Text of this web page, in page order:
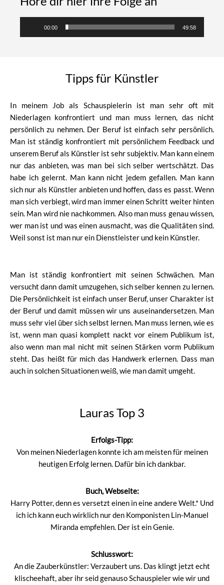
00:00 49:58
Tipps für Künstler
In meinem Job als Schauspielerin ist man sehr oft mit
Niederlagen konfrontiert und man muss lernen, das nicht
persönlich zu nehmen. Der Beruf ist einfach sehr persönlich.
Man ist ständig konfrontiert mit persönlichem Feedback und
unserem Beruf als Künstler ist sehr subjektiv. Man kann einem
nur das anbieten, was man bei sich selber wertschätzt. Das
habe ich gelernt. Man kann nicht jedem gefallen. Man kann
sich nur als Künstler anbieten und hoffen, dass es passt. Wenn
man sich verbiegt, wird man immer einen Schritt weiter hinten
sein. Man wird nie nachkommen. Also man muss genau wissen,
wer man ist und was einen ausmacht, was die Qualitäten sind.
Weil sonst ist man nur ein Dienstleister und kein Künstler.
Man ist ständig konfrontiert mit seinen Schwächen. Man
versucht dann damit umzugehen, sich selber kennen zu lernen.
Die Persönlichkeit ist einfach unser Beruf, unser Charakter ist
der Beruf und damit müssen wir uns auseinandersetzen. Man
muss sehr viel über sich selbst lernen. Man muss lernen, wie es
ist, wenn man quasi komplett nackt vor einem Publikum ist,
also wenn man mal nicht mit seinen Stärken vorm Publikum
steht. Das heißt für mich das Handwerk erlernen. Dass man
auch in solchen Situationen weiß, wie man damit umgeht.
Lauras Top 3
Erfolgs-Tipp:
Von meinen Niederlagen konnte ich am meisten für meinen
heutigen Erfolg lernen. Dafür bin ich dankbar.
Buch, Webseite:
Harry Potter, denn es versetzt einen in eine andere Welt.* Und
ich ich kann euch wirklich nur den Komponisten Lin-Manuel
Miranda empfehlen. Der ist ein Genie.
Schlusswort:
An die Zauberkünstler: Verzaubert uns. Das klingt jetzt echt
klischeehaft, aber ihr seid genauso Schauspieler wie wir und